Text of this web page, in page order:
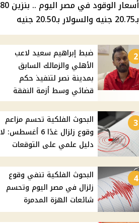
أسعار الوقود في مصر اليوم .. بنزين 80
بـ20.75 جنيه والسولار بـ20.50 جنيه
2
ضبط إبراهيم سعيد لاعب
الأهلي والزمالك السابق
بمدينة نصر لتنفيذ حكم
قضائي وسط أزمة النفقة
3
البحوث الفلكية تحسم مزاعم
وقوع زلزال غدًا 6 أغسطس: لا
دليل علمي على التوقعات
4
البحوث الفلكية تنفي وقوع
زلزال في مصر اليوم وتحسم
شائعات الهزة المدمرة